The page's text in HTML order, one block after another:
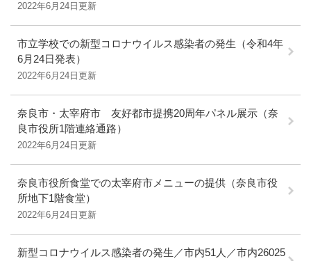
2022年6月24日更新
市立学校での新型コロナウイルス感染者の発生（令和4年
6月24日発表）
2022年6月24日更新
奈良市・太宰府市 友好都市提携20周年パネル展示（奈
良市役所1階連絡通路）
2022年6月24日更新
奈良市役所食堂での太宰府市メニューの提供（奈良市役
所地下1階食堂）
2022年6月24日更新
新型コロナウイルス感染者の発生／市内51人／市内26025